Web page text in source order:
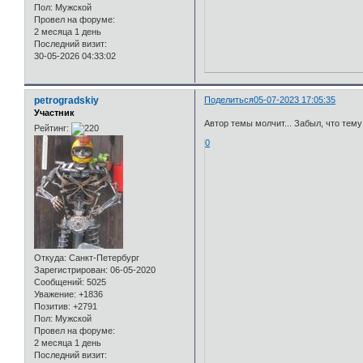
Пол: Мужской
Провел на форуме:
2 месяца 1 день
Последний визит:
30-05-2026 04:33:02
Поделиться05-07-2023 17:05:35
petrogradskiy
Участник
Рейтинг:
Откуда: Санкт-Петербург
Зарегистрирован: 06-05-2020
Сообщений: 5025
Уважение: +1836
Позитив: +2791
Пол: Мужской
Провел на форуме:
2 месяца 1 день
Последний визит:
Автор темы молчит... Забыл, что
0